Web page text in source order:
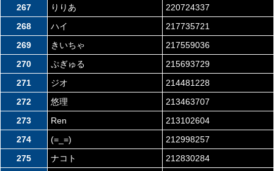
267 りりあ
220724337
268
ハイ
217735721
269
きいちゃ
217559036
270
ぷぎゅる
215693729
271
ジオ
214481228
272
悠理
213463707
273
Ren
213102604
274
(=_=)
212998257
275
ナコト
212830284